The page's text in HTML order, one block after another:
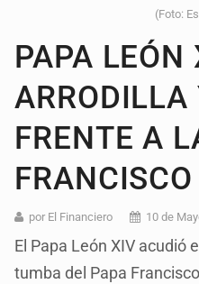
(Foto:
PAPA LEÓN
ARRODILLA
FRENTE A
FRANCISCO
por El Financiero 10 de
El Papa León XIV acudió
tumba del Papa